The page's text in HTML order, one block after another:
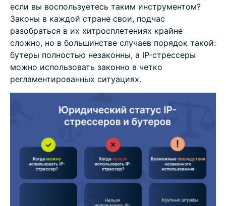
если вы воспользуетесь таким инструментом?
Законы в каждой стране свои, подчас
разобраться в их хитросплетениях крайне
сложно, но в большинстве случаев порядок такой:
бутеры полностью незаконны, а IP-стрессеры
можно использовать законно в четко
регламентированных ситуациях.